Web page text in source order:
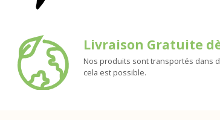
Livraison Gratuite
Nos produits sont transportés dans
cela est possible.